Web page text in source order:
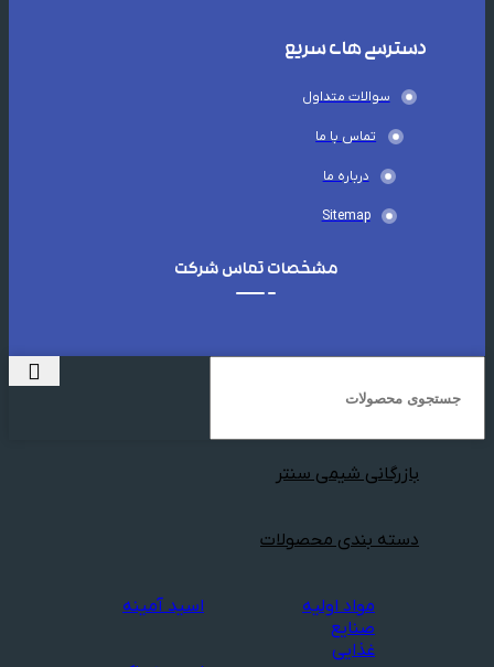
دسترسی های سریع
سوالات متداول
تماس با ما
درباره ما
Sitemap
مشخصات تماس شرکت
بازرگانی شیمی سنتر
دسته بندی محصولات
مواد اولیه
صنایع
غذایی
اسید آمینه